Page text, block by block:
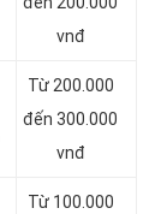
vnđ
Từ 200.000
đến 300.000
vnđ
Từ 100.000